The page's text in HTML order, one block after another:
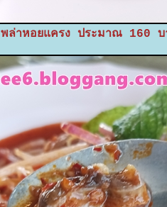
พล่าหอยแครง ประมาณ 160 บ